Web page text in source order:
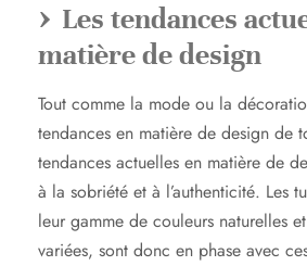
Les tendances
matière de design
Tout comme la mode ou la
tendances en matière de design de
tendances actuelles en matière de
à la sobriété et à l’authenticité. Les
leur gamme de couleurs naturelles
variées, sont donc en phase avec